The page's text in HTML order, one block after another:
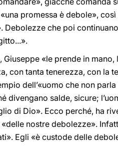
promessa è debole»,
Debolezze che poi
«le prende in
con tanta tenerezza, con la
dell’«uomo che non
divengano salde, sicure;
di Dio». Ecco perché, ha
nostre debolezze».
Egli «è custode delle